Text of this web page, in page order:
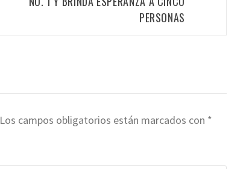
PERSONAS
Los campos obligatorios están marcados con *